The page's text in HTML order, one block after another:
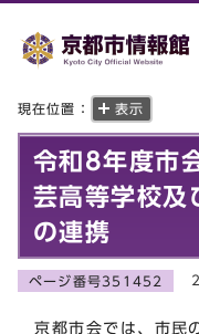
現在位置： 表示
令和8年度市
芸高等学校及
の連携
ページ番号351452
京都市会では、市民